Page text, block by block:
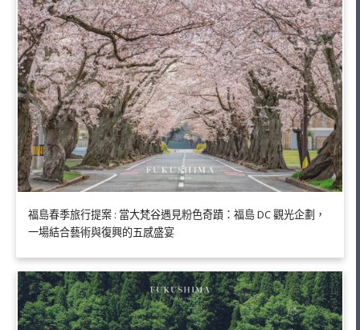
福島春季旅行提案 : 當大梵谷遇見粉色奇蹟：福島 DC 觀光企劃，
一場結合藝術與復興的五感盛宴